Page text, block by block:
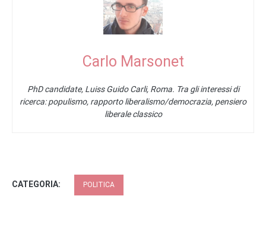
Carlo Marsonet
PhD candidate, Luiss Guido Carli, Roma. Tra gli interessi di
ricerca: populismo, rapporto liberalismo/democrazia, pensiero
liberale classico
CATEGORIA: POLITICA